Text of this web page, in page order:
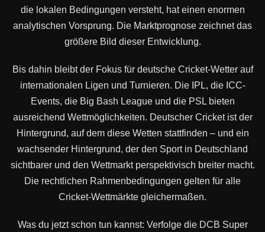
die lokalen Bedingungen versteht, hat einen enormen
analytischen Vorsprung. Die Marktprognose zeichnet das
größere Bild dieser Entwicklung.
Bis dahin bleibt der Fokus für deutsche Cricket-Wetter auf
internationalen Ligen und Turnieren. Die IPL, die ICC-
Events, die Big Bash League und die PSL bieten
ausreichend Wettmöglichkeiten. Deutscher Cricket ist der
Hintergrund, auf dem diese Wetten stattfinden – und ein
wachsender Hintergrund, der den Sport in Deutschland
sichtbarer und den Wettmarkt perspektivisch breiter macht.
Die rechtlichen Rahmenbedingungen gelten für alle
Cricket-Wettmärkte gleichermaßen.
Was du jetzt schon tun kannst: Verfolge die DCB Super